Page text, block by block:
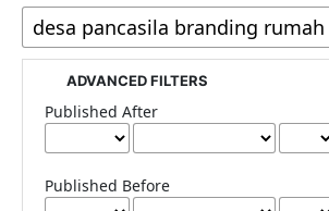
ADVANCED FILTERS
Published After
Published Before